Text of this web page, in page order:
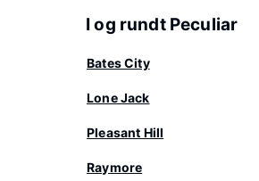
I og rundt Peculiar
Bates City
Lone Jack
Pleasant Hill
Raymore